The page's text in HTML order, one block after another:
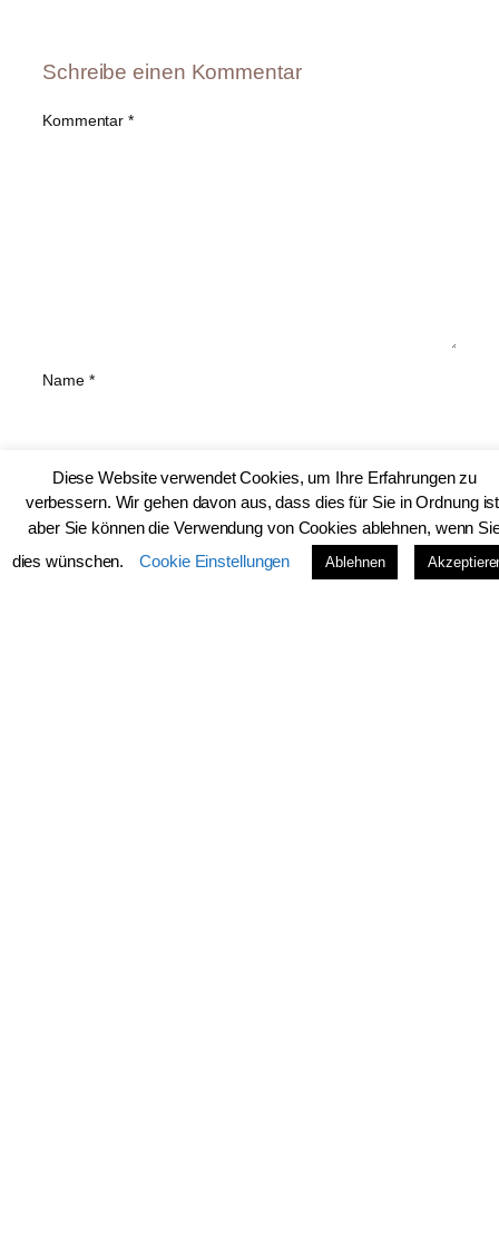
Schreibe einen Kommentar
Kommentar*
Name *
E-Mail-Adresse
Website
Diese Website verwendet Cookies, um Ihre Erfahrungen zu
verbessern. Wir gehen davon aus, dass dies für Sie in Ordnung
aber Sie können die Verwendung von Cookies ablehnen, wenn
dies wünschen.
Cookie Einstellungen Ablehnen